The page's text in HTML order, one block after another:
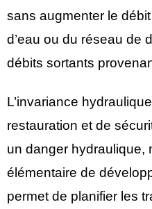
sans augmenter le
d’eau ou du réseau de
débits sortants
L’invariance
restauration et de
un danger hydraulique,
élémentaire de
permet de planifier les